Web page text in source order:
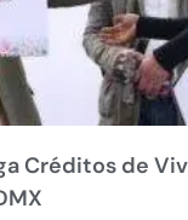
Créditos de